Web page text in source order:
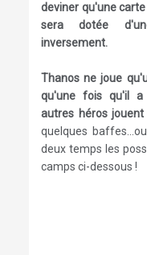
deviner qu'une
sera dotée
inversement.
Thanos ne joue
qu'une fois qu'il a
autres héros
quelques
deux temps les
camps ci-dessous !